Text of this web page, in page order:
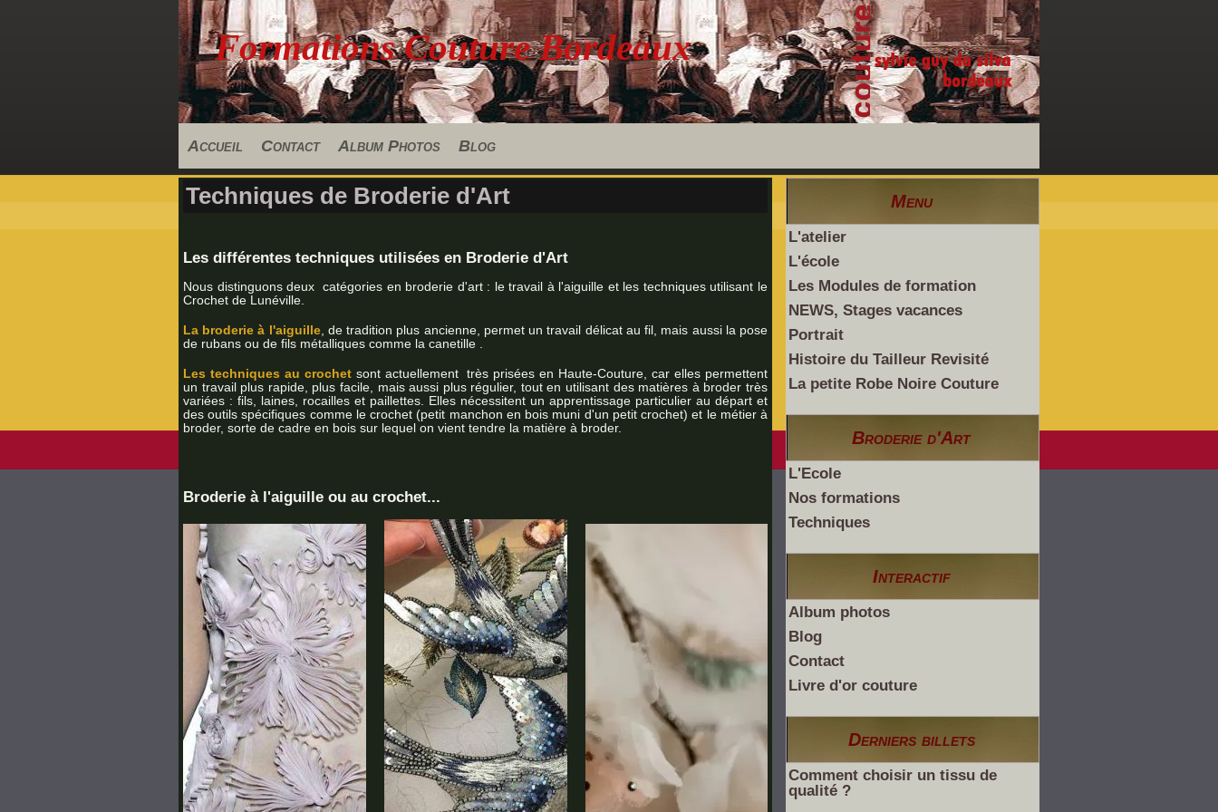
Formations Couture Bordeaux
Accueil Contact Album Photos Blog
Menu
L'atelier
L'école
Les Modules de formation
NEWS, Stages vacances
Portrait
Histoire du Tailleur Revisité
La petite Robe Noire Couture
Broderie d'Art
L'Ecole
Nos formations
Techniques
Interactif
Album photos
Blog
Contact
Livre d'or couture
Derniers billets
Comment choisir un tissu de
qualité ?
Techniques de Broderie d'Art
Les différentes techniques utilisées en Broderie d'Art
Nous distinguons deux catégories en broderie d'art : le travail à l'aiguille et les techniques utilisant le
Crochet de Lunéville.
La broderie à l'aiguille, de tradition plus ancienne, permet un travail délicat au fil, mais aussi la pose
de rubans ou de fils métalliques comme la canetille .
Les techniques au crochetsont actuellement très prisées en Haute-Couture, car elles permettent
un travail plus rapide, plus facile, mais aussi plus régulier, tout en utilisant des matières à broder très
variées : fils, laines, rocailles et paillettes. Elles nécessitent un apprentissage particulier au départ et
des outils spécifiques comme le crochet (petit manchon en bois muni d'un petit crochet) et le métier à
broder, sorte de cadre en bois sur lequel on vient tendre la matière à broder.
Broderie à l'aiguille ou au crochet...